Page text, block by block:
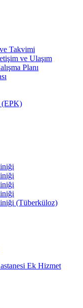
Takvimi
ve Ulaşım
Planı
(EPK)
(Tüberküloz)
Ek Hizmet